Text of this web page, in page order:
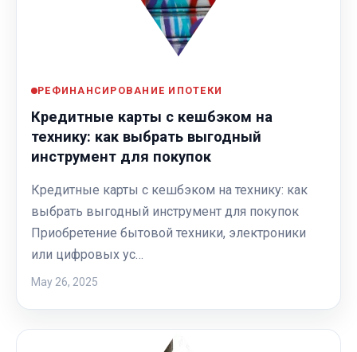
РЕФИНАНСИРОВАНИЕ ИПОТЕКИ
Кредитные карты с кешбэком на
технику: как выбрать выгодный
инструмент для покупок
Кредитные карты с кешбэком на технику: как
выбрать выгодный инструмент для покупок
Приобретение бытовой техники, электроники
или цифровых ус…
May 26, 2025